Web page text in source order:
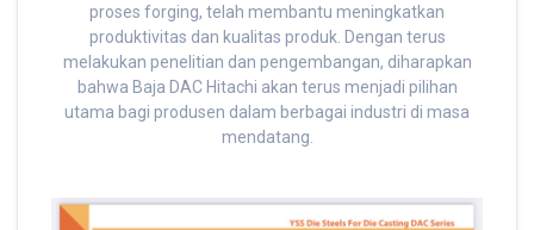
proses forging, telah membantu meningkatkan
produktivitas dan kualitas produk. Dengan terus
melakukan penelitian dan pengembangan, diharapkan
bahwa Baja DAC Hitachi akan terus menjadi pilihan
utama bagi produsen dalam berbagai industri di masa
mendatang.